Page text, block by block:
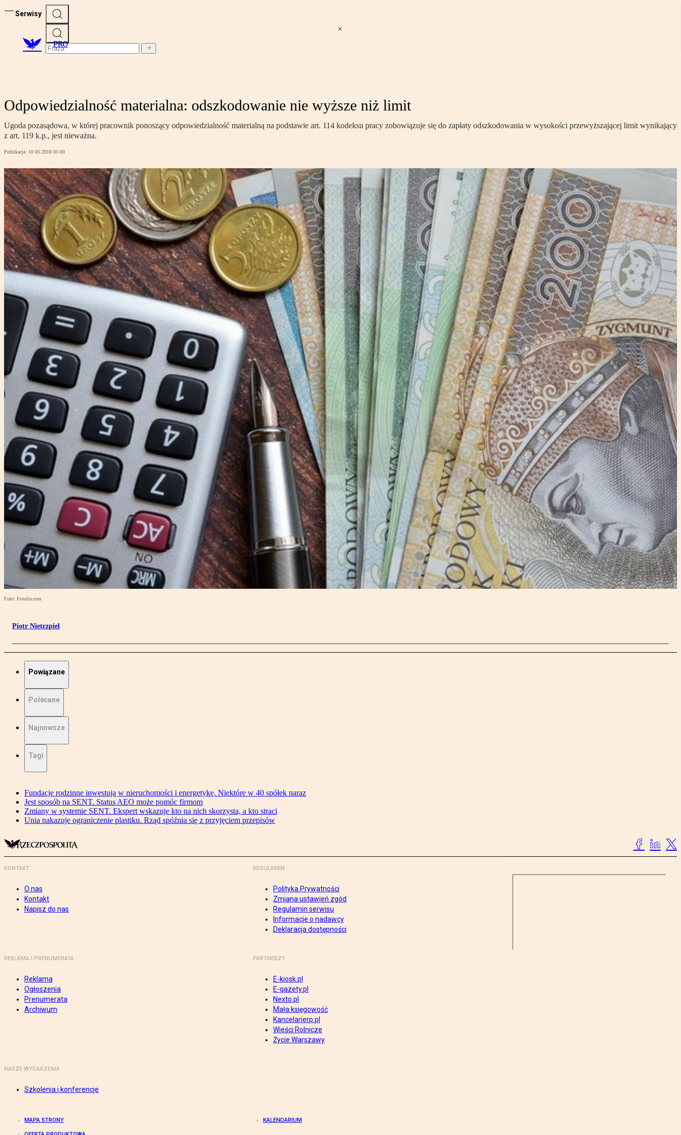
Serwisy
PRO
Odpowiedzialność materialna: odszkodowanie nie wyższe niż limit
Ugoda pozasądowa, w której pracownik ponoszący odpowiedzialność materialną na podstawie art. 114 kodeksu pracy zobowiązuje się do zapłaty odszkodowania w wysokości przewyższającej limit wynikający
z art. 119 k.p., jest nieważna.
Publikacja: 10.05.2018 05:00
Foto: Fotolia.com
Piotr Nietrzpiel
Powiązane
Polecane
Najnowsze
Tagi
Fundacje rodzinne inwestują w nieruchomości i energetykę. Niektóre w 40 spółek naraz
Jest sposób na SENT. Status AEO może pomóc firmom
Zmiany w systemie SENT. Ekspert wskazuje kto na nich skorzysta, a kto straci
Unia nakazuje ograniczenie plastiku. Rząd spóźnia się z przyjęciem przepisów
KONTAKT
O nas
Kontakt
Napisz do nas
REGULAMIN
Polityka Prywatności
Zmiana ustawień zgód
Regulamin serwisu
Informacje o nadawcy
Deklaracja dostępności
REKLAMA I PRENUMERATA
Reklama
Ogłoszenia
Prenumerata
Archiwum
PARTNERZY
E-kiosk.pl
E-gazety.pl
Nexto.pl
Mała księgowość
Kancelarierp.pl
Wieści Rolnicze
Życie Warszawy
NASZE WYDARZENIA
Szkolenia i konferencje
MAPA STRONY KALENDARIUM